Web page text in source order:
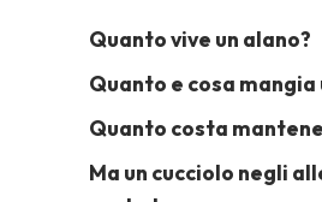
Quanto vive un alano?
Quanto e cosa mangia
Quanto costa
Ma un cucciolo negli